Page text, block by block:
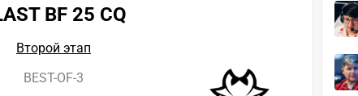
BF 25 CQ
Второй этап
BEST-OF-3